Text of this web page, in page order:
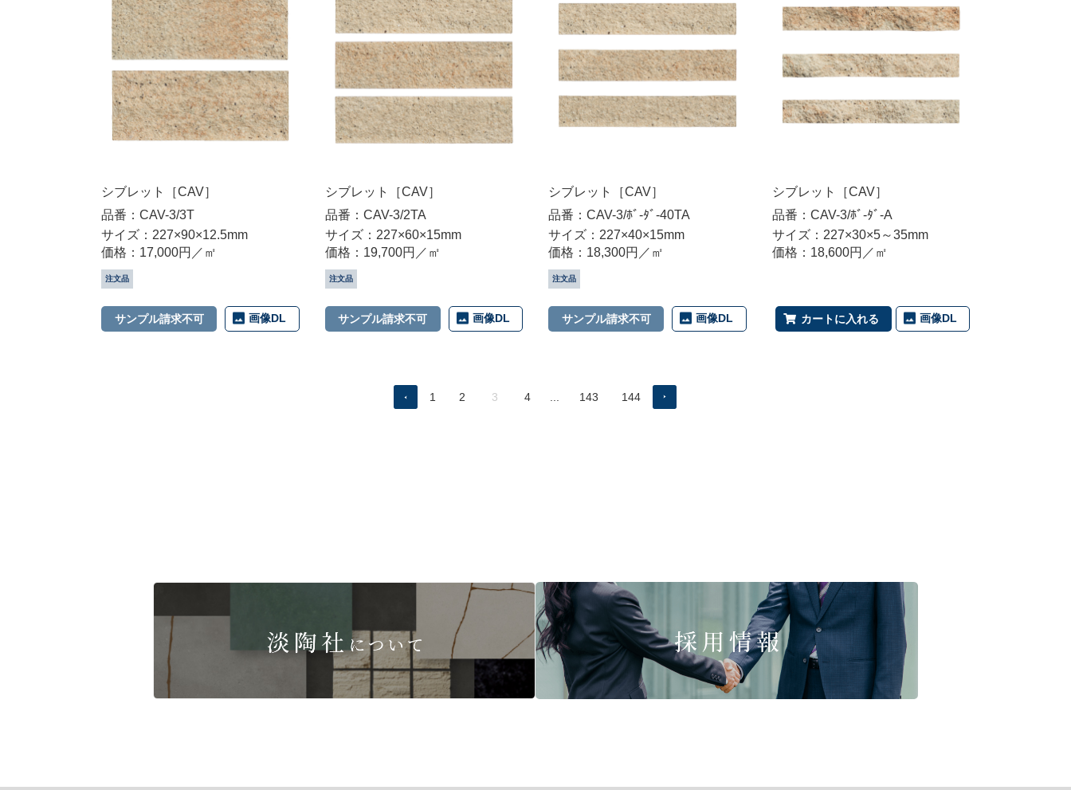
シブレット［CAV］
品番：CAV-3/3T
サイズ：227×90×12.5mm
価格：17,000円／㎡
注文品
サンプル請求不可 画像DL
シブレット［CAV］
品番：CAV-3/2TA
サイズ：227×60×15mm
価格：19,700円／㎡
注文品
サンプル請求不可 画像DL
シブレット［CAV］
品番：CAV-3/ﾎﾞ-ﾀﾞ-40TA
サイズ：227×40×15mm
価格：18,300円／㎡
注文品
サンプル請求不可 画像DL
シブレット［CAV］
品番：CAV-3/ﾎﾞ-ﾀﾞ-A
サイズ：227×30×5～35mm
価格：18,600円／㎡
カートに入れる 画像DL
1 2 3 4 143 144